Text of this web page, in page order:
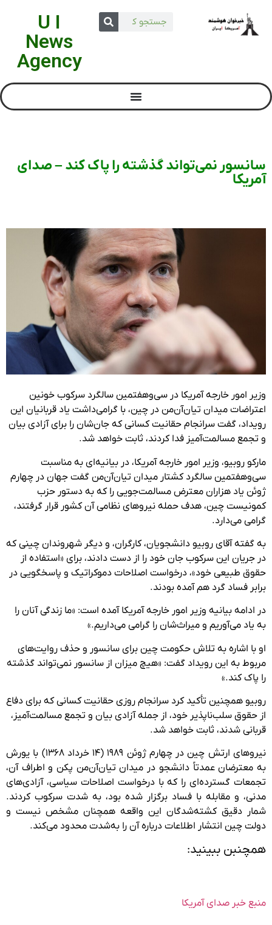
U I
News
Agency
سانسور نمی‌تواند گذشته را پاک کند – صدای
آمریکا
وزیر امور خارجه آمریکا در سی‌وهفتمین سالگرد سرکوب خونین
اعتراضات میدان تیان‌آن‌من در چین، با گرامی‌داشت یاد قربانیان این
رویداد، گفت سرانجام حقانیت کسانی که جان‌شان را برای آزادی بیان
و تجمع مسالمت‌آمیز فدا کردند، ثابت خواهد شد.
مارکو روبیو، وزیر امور خارجه آمریکا، در بیانیه‌ای به مناسبت
سی‌وهفتمین سالگرد کشتار میدان تیان‌آن‌من گفت جهان در چهارم
ژوئن یاد هزاران معترض مسالمت‌جویی را که به دستور حزب
کمونیست چین، هدف حمله نیروهای نظامی آن کشور قرار گرفتند،
گرامی می‌دارد.
به گفته آقای روبیو دانشجویان، کارگران، و دیگر شهروندان چینی که
در جریان این سرکوب جان خود را از دست دادند، برای «استفاده از
حقوق طبیعی خود»، درخواست اصلاحات دموکراتیک و پاسخگویی در
برابر فساد گرد هم آمده بودند.
در ادامه بیانیه وزیر امور خارجه آمریکا آمده است: «ما زندگی آنان را
به یاد می‌آوریم و میراث‌شان را گرامی می‌داریم.»
او با اشاره به تلاش حکومت چین برای سانسور و حذف روایت‌های
مربوط به این رویداد گفت: «هیچ میزان از سانسور نمی‌تواند گذشته
را پاک کند.»
روبیو همچنین تأکید کرد سرانجام روزی حقانیت کسانی که برای دفاع
از حقوق سلب‌ناپذیر خود، از جمله آزادی بیان و تجمع مسالمت‌آمیز،
قربانی شدند، ثابت خواهد شد.
نیروهای ارتش چین در چهارم ژوئن ۱۹۸۹ (۱۴ خرداد ۱۳۶۸) با یورش
به معترضان عمدتاً دانشجو در میدان تیان‌آن‌من پکن و اطراف آن،
تجمعات گسترده‌ای را که با درخواست اصلاحات سیاسی، آزادی‌های
مدنی، و مقابله با فساد برگزار شده بود، به شدت سرکوب کردند.
شمار دقیق کشته‌شدگان این واقعه همچنان مشخص نیست و
دولت چین انتشار اطلاعات درباره آن را به‌شدت محدود می‌کند.
همچنبن ببینید:
منبع خبر صدای آمریکا